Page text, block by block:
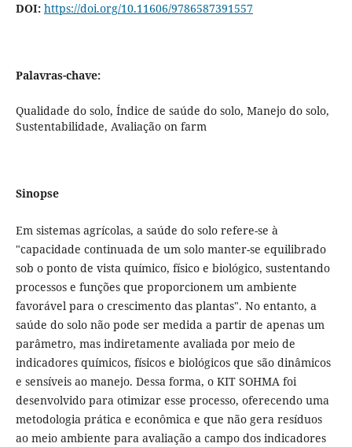
DOI: https://doi.org/10.11606/9786587391557
Palavras-chave:
Qualidade do solo, Índice de saúde do solo, Manejo do solo,
Sustentabilidade, Avaliação on farm
Sinopse
Em sistemas agrícolas, a saúde do solo refere-se à
"capacidade continuada de um solo manter-se equilibrado
sob o ponto de vista químico, físico e biológico, sustentando
processos e funções que proporcionem um ambiente
favorável para o crescimento das plantas". No entanto, a
saúde do solo não pode ser medida a partir de apenas um
parâmetro, mas indiretamente avaliada por meio de
indicadores químicos, físicos e biológicos que são dinâmicos
e sensíveis ao manejo. Dessa forma, o KIT SOHMA foi
desenvolvido para otimizar esse processo, oferecendo uma
metodologia prática e econômica e que não gera resíduos
ao meio ambiente para avaliação a campo dos indicadores